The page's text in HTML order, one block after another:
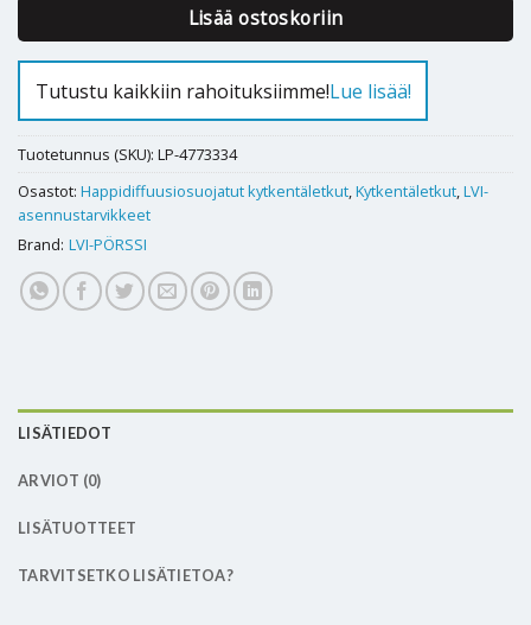
Lisää ostoskoriin
Tutustu kaikkiin rahoituksiimme!Lue lisää!
Tuotetunnus (SKU): LP-4773334
Osastot: Happidiffuusiosuojatut kytkentäletkut,Kytkentäletkut,LVI-
asennustarvikkeet
Brand: LVI-PÖRSSI
LISÄTIEDOT
ARVIOT (0)
LISÄTUOTTEET
TARVITSETKO LISÄTIETOA?